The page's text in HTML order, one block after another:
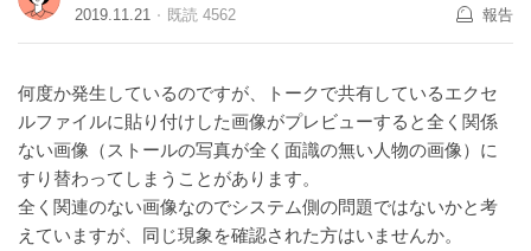
2019.11.21 既読 4562 報告
何度か発生しているのですが、トークで共有しているエクセ
ルファイルに貼り付けした画像がプレビューすると全く関係
ない画像（ストールの写真が全く面識の無い人物の画像）に
すり替わってしまうことがあります。
全く関連のない画像なのでシステム側の問題ではないかと考
えていますが、同じ現象を確認された方はいませんか。